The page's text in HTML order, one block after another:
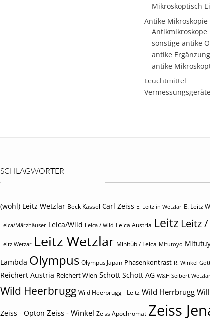
Mikroskoptisch
Antike Mikroskopie
Antikmikroskope
sonstige antike
antike
antike
Leuchtmittel
Vermessungsgeräte
SCHLAGWÖRTER
(wohl) Leitz Wetzlar Beck Kassel Carl Zeiss E. Leitz in Wetzlar E. Leitz
Leica/Märzhäuser Leica/Wild Leica / Wild Leica Austria Leitz Leitz
Leitz Wetzar Leitz Wetzlar Minitüb / Leica Mitutoyo
Lambda Olympus Olympus Japan Phasenkontrast R. Winkel
Reichert Austria Reichert Wien Schott Schott AG W&H Seibert Wetzlar
Wild Heerbrugg Wild Heerbrugg - Leitz Wild Herrbrugg
Zeiss - Opton Zeiss - Winkel Zeiss Apochromat Zeiss